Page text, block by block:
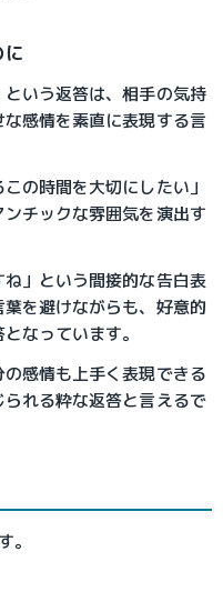
という返答は、相手の気持
感情を素直に表現する言
の時間を大切にしたい」
チックな雰囲気を演出す
」という間接的な告白表
を避けながらも、好意的
なっています。
感情も上手く表現できる
れる粋な返答と言えるで
。